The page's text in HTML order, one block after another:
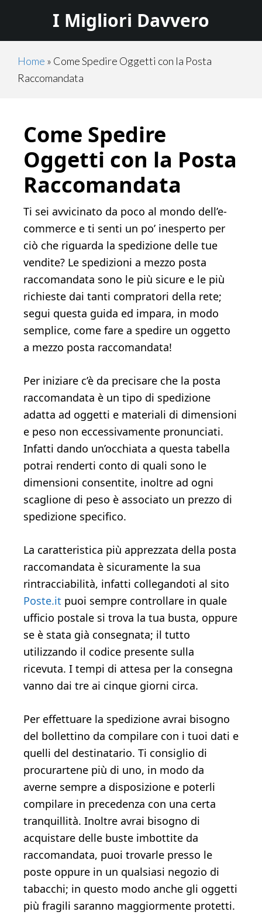
main
content
primary
sidebar
I Migliori Davvero
Home » Come Spedire Oggetti con la Posta
Raccomandata
Come Spedire
Oggetti con la Posta
Raccomandata
Ti sei avvicinato da poco al mondo dell’e-
commerce e ti senti un po’ inesperto per
ciò che riguarda la spedizione delle tue
vendite? Le spedizioni a mezzo posta
raccomandata sono le più sicure e le più
richieste dai tanti compratori della rete;
segui questa guida ed impara, in modo
semplice, come fare a spedire un oggetto
a mezzo posta raccomandata!
Per iniziare c’è da precisare che la posta
raccomandata è un tipo di spedizione
adatta ad oggetti e materiali di dimensioni
e peso non eccessivamente pronunciati.
Infatti dando un’occhiata a questa tabella
potrai renderti conto di quali sono le
dimensioni consentite, inoltre ad ogni
scaglione di peso è associato un prezzo di
spedizione specifico.
La caratteristica più apprezzata della posta
raccomandata è sicuramente la sua
rintracciabilità, infatti collegandoti al sito
Poste.it puoi sempre controllare in quale
ufficio postale si trova la tua busta, oppure
se è stata già consegnata; il tutto
utilizzando il codice presente sulla
ricevuta. I tempi di attesa per la consegna
vanno dai tre ai cinque giorni circa.
Per effettuare la spedizione avrai bisogno
del bollettino da compilare con i tuoi dati e
quelli del destinatario. Ti consiglio di
procurartene più di uno, in modo da
averne sempre a disposizione e poterli
compilare in precedenza con una certa
tranquillità. Inoltre avrai bisogno di
acquistare delle buste imbottite da
raccomandata, puoi trovarle presso le
poste oppure in un qualsiasi negozio di
tabacchi; in questo modo anche gli oggetti
più fragili saranno maggiormente protetti.